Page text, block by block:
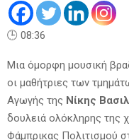
🕒 08:36
Μια όμορφη μουσική
οι μαθήτριες των
Αγωγής της Νίκης
δουλειά ολόκληρης της
Φάμπρικας Πολιτισμού